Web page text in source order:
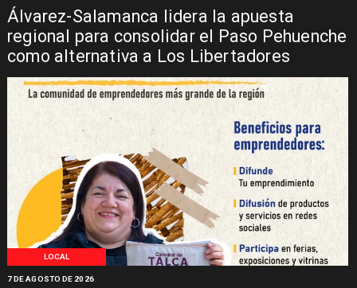
Álvarez-Salamanca lidera la apuesta
regional para consolidar el Paso Pehuenche
como alternativa a Los Libertadores
LOCAL
7 DE AGOSTO DE 2026